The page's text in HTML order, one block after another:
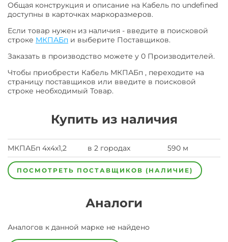
Общая конструкция и описание на Кабель по undefined
доступны в карточках маркоразмеров.
Если товар нужен из наличия - введите в поисковой
строке МКПАБп и выберите Поставщиков.
Заказать в производство можете у 0 Производителей.
Чтобы приобрести Кабель МКПАБп , переходите на
страницу поставщиков или введите в поисковой
строке необходимый Товар.
Купить из наличия
МКПАБп 4х4х1,2 в 2 городах 590 м
ПОСМОТРЕТЬ ПОСТАВЩИКОВ (НАЛИЧИЕ)
Аналоги
Аналогов к данной марке не найдено